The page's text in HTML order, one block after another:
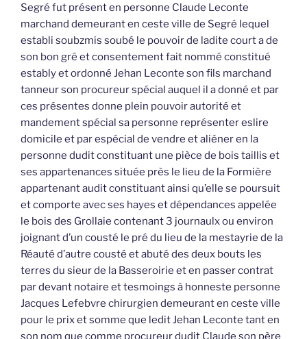
Segré fut présent en personne Claude Leconte
marchand demeurant en ceste ville de Segré lequel
establi soubzmis soubé le pouvoir de ladite court a de
son bon gré et consentement fait nommé constitué
estably et ordonné Jehan Leconte son fils marchand
tanneur son procureur spécial auquel il a donné et par
ces présentes donne plein pouvoir autorité et
mandement spécial sa personne représenter eslire
domicile et par espécial de vendre et aliéner en la
personne dudit constituant une pièce de bois taillis et
ses appartenances située près le lieu de la Formière
appartenant audit constituant ainsi qu’elle se poursuit
et comporte avec ses hayes et dépendances appelée
le bois des Grollaie contenant 3 journaulx ou environ
joignant d’un cousté le pré du lieu de la mestayrie de la
Réauté d’autre cousté et abuté des deux bouts les
terres du sieur de la Basseroirie et en passer contrat
par devant notaire et tesmoings à honneste personne
Jacques Lefebvre chirurgien demeurant en ceste ville
pour le prix et somme que ledit Jehan Leconte tant en
son nom que comme procureur dudit Claude son père